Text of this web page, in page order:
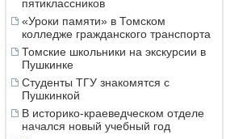
пятиклассников
«Уроки памяти» в Томском
колледже гражданского транспорта
Томские школьники на экскурсии в
Пушкинке
Студенты ТГУ знакомятся с
Пушкинкой
В историко-краеведческом отделе
начался новый учебный год